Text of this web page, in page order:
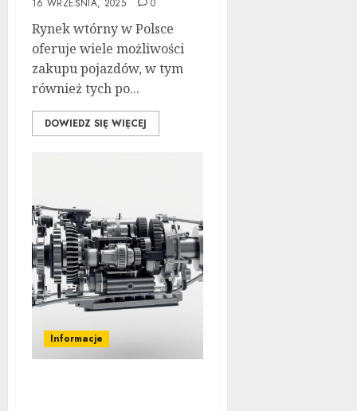
16 WRZEŚNIA, 2025
0
Rynek wtórny w Polsce
oferuje wiele możliwości
zakupu pojazdów, w tym
również tych po...
DOWIEDZ SIĘ WIĘCEJ
Informacje